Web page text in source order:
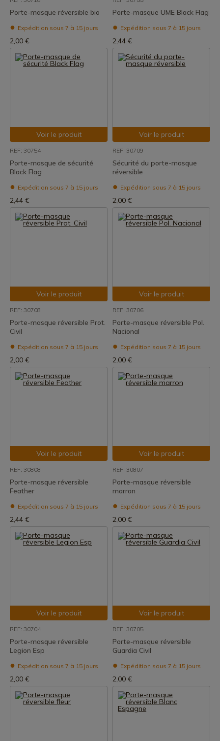
Porte-masque réversible bio
Expédition sous 7 à 15 jours
2,00 €
Porte-masque UME Black Flag
Expédition sous 7 à 15 jours
2,44 €
Voir le produit
REF: 30754
Porte-masque de sécurité
Black Flag
Expédition sous 7 à 15 jours
2,44 €
Voir le produit
REF: 30709
Sécurité du porte-masque
réversible
Expédition sous 7 à 15 jours
2,00 €
Voir le produit
REF: 30708
Porte-masque réversible Prot.
Civil
Expédition sous 7 à 15 jours
2,00 €
Voir le produit
REF: 30706
Porte-masque réversible Pol.
Nacional
Expédition sous 7 à 15 jours
2,00 €
Voir le produit
REF: 30808
Porte-masque réversible
Feather
Expédition sous 7 à 15 jours
2,44 €
Voir le produit
REF: 30807
Porte-masque réversible
marron
Expédition sous 7 à 15 jours
2,00 €
Voir le produit
REF: 30704
Porte-masque réversible
Legion Esp
Expédition sous 7 à 15 jours
2,00 €
Voir le produit
REF: 30705
Porte-masque réversible
Guardia Civil
Expédition sous 7 à 15 jours
2,00 €